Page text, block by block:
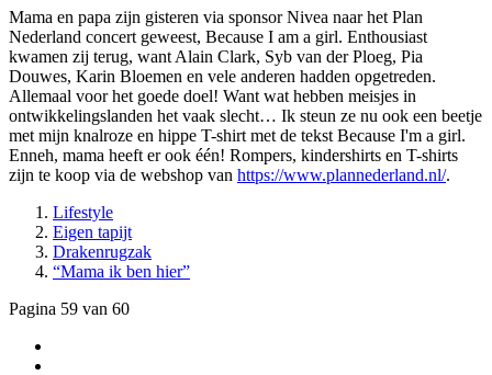
Mama en papa zijn gisteren via sponsor Nivea naar het Plan
Nederland concert geweest, Because I am a girl. Enthousiast
kwamen zij terug, want Alain Clark, Syb van der Ploeg, Pia
Douwes, Karin Bloemen en vele anderen hadden opgetreden.
Allemaal voor het goede doel! Want wat hebben meisjes in
ontwikkelingslanden het vaak slecht… Ik steun ze nu ook een beetje
met mijn knalroze en hippe T-shirt met de tekst Because I'm a girl.
Enneh, mama heeft er ook één! Rompers, kindershirts en T-shirts
zijn te koop via de webshop van https://www.plannederland.nl/.
Lifestyle
Eigen tapijt
Drakenrugzak
“Mama ik ben hier”
Pagina 59 van 60